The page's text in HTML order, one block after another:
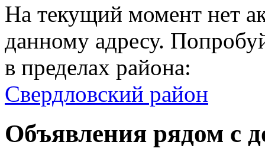
На текущий момент нет
данному адресу.
в пределах района:
Свердловский район
Объявления рядом с